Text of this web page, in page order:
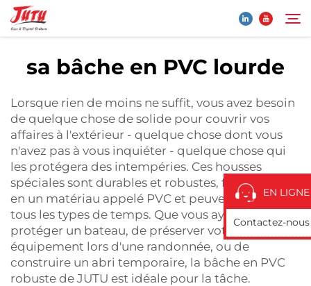
Produits
À Propos De Nous
Application
Actualités
Rechercher
EN LIGNE
Contactez-nous
sa bâche en PVC lourde
Lorsque rien de moins ne suffit, vous avez besoin
de quelque chose de solide pour couvrir vos
affaires à l'extérieur - quelque chose dont vous
n'avez pas à vous inquiéter - quelque chose qui
les protégera des intempéries. Ces housses
spéciales sont durables et robustes, fabriquées
en un matériau appelé PVC et peuvent résister à
tous les types de temps. Que vous ayez besoin de
protéger un bateau, de préserver votre
équipement lors d'une randonnée, ou de
construire un abri temporaire, la bâche en PVC
robuste de JUTU est idéale pour la tâche.